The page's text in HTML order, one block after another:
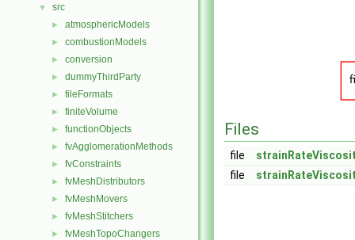
▼ src
► atmosphericModels
► combustionModels
► conversion
► dummyThirdParty
► fileFormats
► finiteVolume
► functionObjects
► fvAgglomerationMethods
► fvConstraints
► fvMeshDistributors
► fvMeshMovers
► fvMeshStitchers
► fvMeshTopoChangers
Files
file
file